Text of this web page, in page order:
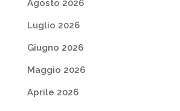
Agosto 2026
Luglio 2026
Giugno 2026
Maggio 2026
Aprile 2026